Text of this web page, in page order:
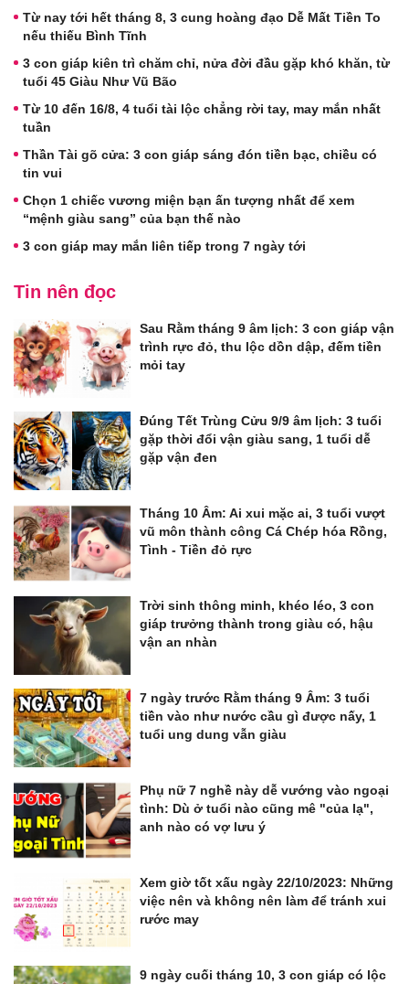
Từ nay tới hết tháng 8, 3 cung hoàng đạo Dễ Mất Tiền To
nếu thiếu Bình Tĩnh
3 con giáp kiên trì chăm chỉ, nửa đời đầu gặp khó khăn, từ
tuổi 45 Giàu Như Vũ Bão
Từ 10 đến 16/8, 4 tuổi tài lộc chẳng rời tay, may mắn nhất
tuần
Thần Tài gõ cửa: 3 con giáp sáng đón tiền bạc, chiều có
tin vui
Chọn 1 chiếc vương miện bạn ấn tượng nhất để xem
“mệnh giàu sang” của bạn thế nào
3 con giáp may mắn liên tiếp trong 7 ngày tới
Tin nên đọc
Sau Rằm tháng 9 âm lịch: 3 con giáp vận
trình rực đỏ, thu lộc dồn dập, đếm tiền
mỏi tay
Đúng Tết Trùng Cửu 9/9 âm lịch: 3 tuổi
gặp thời đổi vận giàu sang, 1 tuổi dễ
gặp vận đen
Tháng 10 Âm: Ai xui mặc ai, 3 tuổi vượt
vũ môn thành công Cá Chép hóa Rồng,
Tình - Tiền đỏ rực
Trời sinh thông minh, khéo léo, 3 con
giáp trưởng thành trong giàu có, hậu
vận an nhàn
7 ngày trước Rằm tháng 9 Âm: 3 tuổi
tiền vào như nước cầu gì được nấy, 1
tuổi ung dung vẫn giàu
Phụ nữ 7 nghề này dễ vướng vào ngoại
tình: Dù ở tuổi nào cũng mê "của lạ",
anh nào có vợ lưu ý
Xem giờ tốt xấu ngày 22/10/2023: Những
việc nên và không nên làm để tránh xui
rước may
9 ngày cuối tháng 10, 3 con giáp có lộc